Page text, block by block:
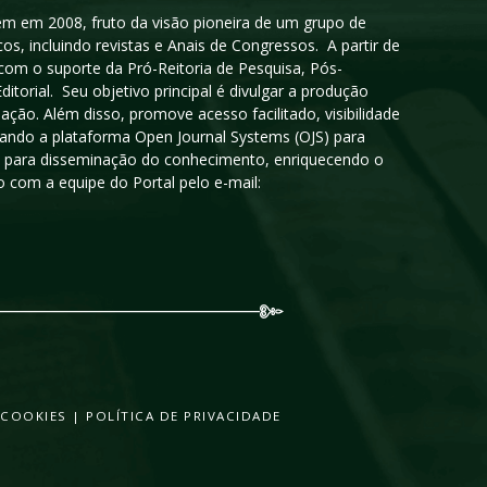
em 2008, fruto da visão pioneira de um grupo de
incluindo revistas e Anais de Congressos. A partir de
o suporte da Pró-Reitoria de Pesquisa, Pós-
Seu objetivo principal é divulgar a produção
Além disso, promove acesso facilitado, visibilidade
a plataforma Open Journal Systems (OJS) para
disseminação do conhecimento, enriquecendo o
a equipe do Portal pelo e-mail:
| POLÍTICA DE PRIVACIDADE